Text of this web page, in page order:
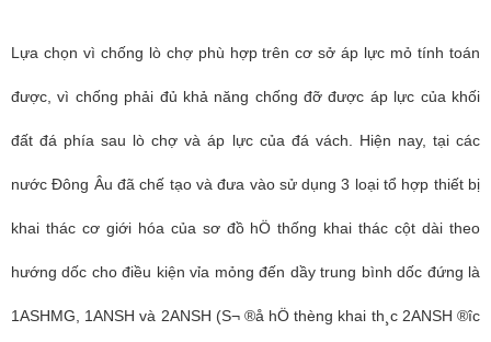
Lựa chọn vì chống lò chợ phù hợp trên cơ sở áp lực mỏ tính toán
được, vì chống phải đủ khả năng chống đỡ được áp lực của khối
đất đá phía sau lò chợ và áp lực của đá vách. Hiện nay, tại các
nước Đông Âu đã chế tạo và đưa vào sử dụng 3 loại tổ hợp thiết bị
khai thác cơ giới hóa của sơ đồ hÖ thống khai thác cột dài theo
hướng dốc cho điều kiện vỉa mỏng đến dầy trung bình dốc đứng là
1ASHMG, 1ANSH và 2ANSH (S¬ ®å hÖ thèng khai th¸c 2ANSH ®­îc